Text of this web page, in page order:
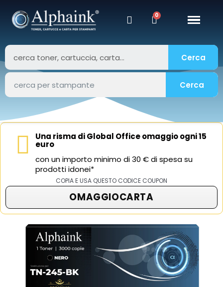
Cerca
Cerca
Una risma di Global Office omaggio ogni 15
euro
con un importo minimo di 30 € di spesa su
prodotti idonei*
COPIA E USA QUESTO CODICE COUPON
OMAGGIOCARTA